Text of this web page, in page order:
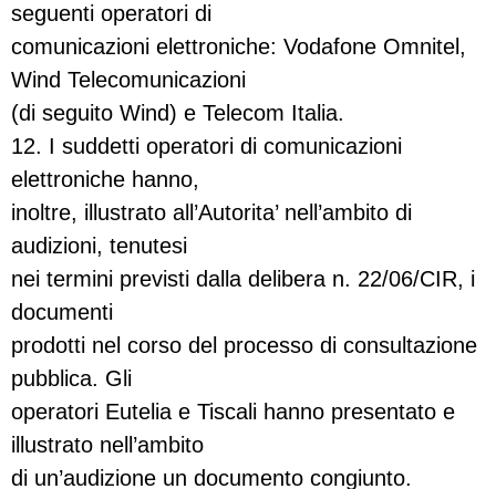
seguenti operatori di
comunicazioni elettroniche: Vodafone Omnitel,
Wind Telecomunicazioni
(di seguito Wind) e Telecom Italia.
12. I suddetti operatori di comunicazioni
elettroniche hanno,
inoltre, illustrato all’Autorita’ nell’ambito di
audizioni, tenutesi
nei termini previsti dalla delibera n. 22/06/CIR, i
documenti
prodotti nel corso del processo di consultazione
pubblica. Gli
operatori Eutelia e Tiscali hanno presentato e
illustrato nell’ambito
di un’audizione un documento congiunto.